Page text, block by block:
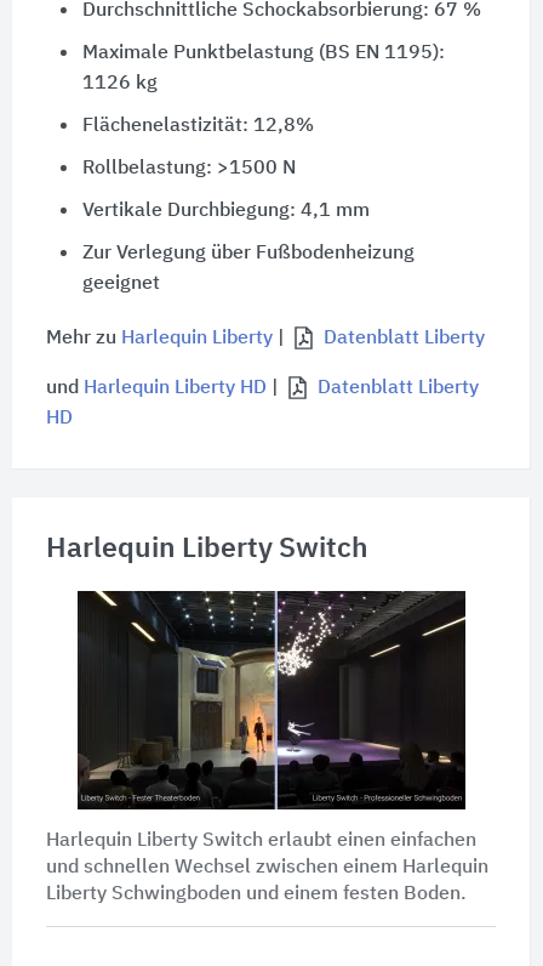
Durchschnittliche Schockabsorbierung: 67 %
Maximale Punktbelastung (BS EN 1195):
1126 kg
Flächenelastizität: 12,8%
Rollbelastung: >1500 N
Vertikale Durchbiegung: 4,1 mm
Zur Verlegung über Fußbodenheizung
geeignet
Mehr zu Harlequin Liberty| Datenblatt Liberty
und Harlequin Liberty HD
Datenblatt Liberty
HD
Harlequin Liberty Switch
Harlequin Liberty Switch erlaubt einen einfachen
und schnellen Wechsel zwischen einem Harlequin
Liberty Schwingboden und einem festen Boden.